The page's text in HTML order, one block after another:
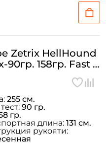
Zetrix HellHound
158гр. Fast /
255 см.
90 гр.
гр.
длина: 131 см.
рукояти: